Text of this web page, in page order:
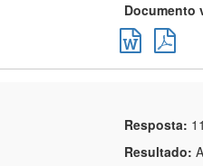
Documento
Resposta:
Resultado: